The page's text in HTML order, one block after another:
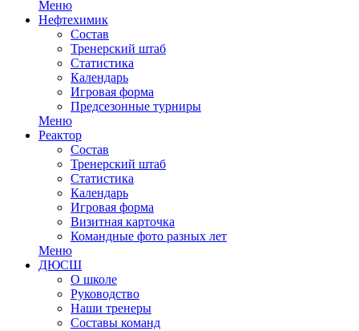
Меню
Нефтехимик
Состав
Тренерский штаб
Статистика
Календарь
Игровая форма
Предсезонные турниры
Меню
Реактор
Состав
Тренерский штаб
Статистика
Календарь
Игровая форма
Визитная карточка
Командные фото разных лет
Меню
ДЮСШ
О школе
Руководство
Наши тренеры
Составы команд